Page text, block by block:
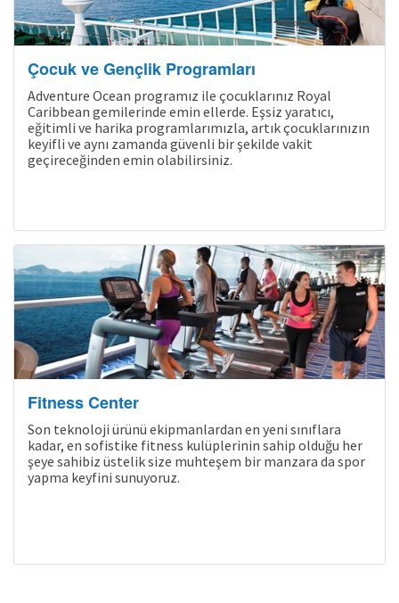
Çocuk ve Gençlik Programları
Adventure Ocean programız ile çocuklarınız Royal
Caribbean gemilerinde emin ellerde. Eşsiz yaratıcı,
eğitimli ve harika programlarımızla, artık çocuklarınızın
keyifli ve aynı zamanda güvenli bir şekilde vakit
geçireceğinden emin olabilirsiniz.
Fitness Center
Son teknoloji ürünü ekipmanlardan en yeni sınıflara
kadar, en sofistike fitness kulüplerinin sahip olduğu her
şeye sahibiz üstelik size muhteşem bir manzara da spor
yapma keyfini sunuyoruz.